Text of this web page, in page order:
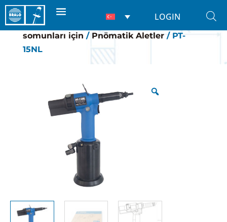
LOGIN
Ana Sayfa Perçİn makİnelerİ /Perçin
somunları için / Pnömatik Aletler/ PT-
15NL